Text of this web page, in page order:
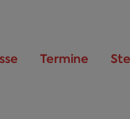
Termine